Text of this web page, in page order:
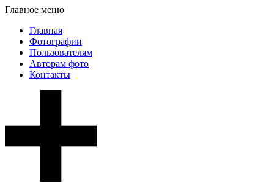
Главное меню
Главная
Фотографии
Пользователям
Авторам фото
Контакты